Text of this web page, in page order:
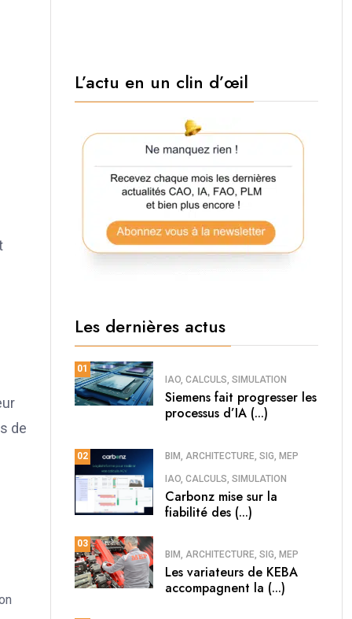
de
L’actu en un clin d’œil
Les dernières actus
01
IAO, CALCULS, SIMULATION
Siemens fait progresser les
processus d’IA (...)
02 BIM, ARCHITECTURE, SIG, MEP
IAO, CALCULS, SIMULATION
Carbonz mise sur la
fiabilité des (...)
03
BIM, ARCHITECTURE, SIG, MEP
Les variateurs de KEBA
accompagnent la (...)